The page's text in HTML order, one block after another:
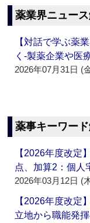
薬業界ニュー
【対話で学ぶ薬
く‐製薬企業や
2026年07月31日 (
薬事キーワー
【2026年度改定
点、加算2：個
2026年03月12日 (
【2026年度改定
立地から職能発